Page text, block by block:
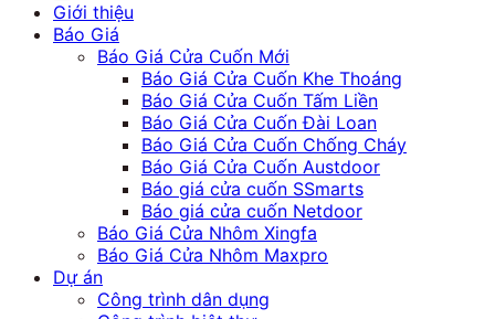
Giới thiệu
Báo Giá
Báo Giá Cửa Cuốn Mới
Báo Giá Cửa Cuốn Khe Thoáng
Báo Giá Cửa Cuốn Tấm Liền
Báo Giá Cửa Cuốn Đài Loan
Báo Giá Cửa Cuốn Chống Cháy
Báo Giá Cửa Cuốn Austdoor
Báo giá cửa cuốn SSmarts
Báo giá cửa cuốn Netdoor
Báo Giá Cửa Nhôm Xingfa
Báo Giá Cửa Nhôm Maxpro
Dự án
Công trình dân dụng